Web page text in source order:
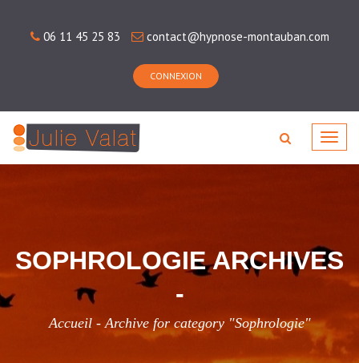
06 11 45 25 83 contact@hypnose-montauban.com
CONNEXION
SOPHROLOGIE ARCHIVES
-
Accueil Archive for category "Sophrologie"